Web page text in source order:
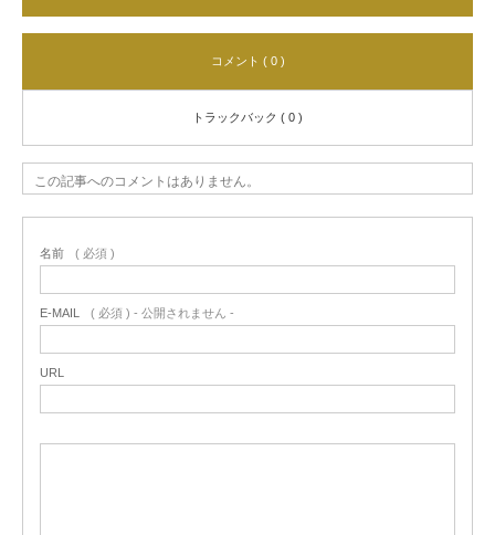
コメント ( 0 )
トラックバック ( 0 )
この記事へのコメントはありません。
名前 ( 必須 )
E-MAIL ( 必須 ) - 公開されません -
URL